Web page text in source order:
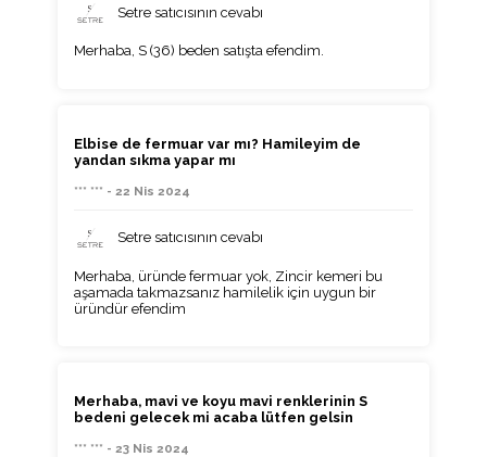
Setre satıcısının cevabı
Merhaba, S (36) beden satışta efendim.
Elbise de fermuar var mı? Hamileyim de
yandan sıkma yapar mı
*** *** - 22 Nis 2024
Setre satıcısının cevabı
Merhaba, üründe fermuar yok, Zincir kemeri bu
aşamada takmazsanız hamilelik için uygun bir
üründür efendim
Merhaba, mavi ve koyu mavi renklerinin S
bedeni gelecek mi acaba lütfen gelsin
*** *** - 23 Nis 2024